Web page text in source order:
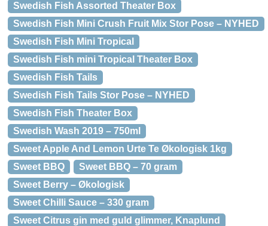
Swedish Fish Assorted Theater Box
Swedish Fish Mini Crush Fruit Mix Stor Pose – NYHED
Swedish Fish Mini Tropical
Swedish Fish mini Tropical Theater Box
Swedish Fish Tails
Swedish Fish Tails Stor Pose – NYHED
Swedish Fish Theater Box
Swedish Wash 2019 – 750ml
Sweet Apple And Lemon Urte Te Økologisk 1kg
Sweet BBQ
Sweet BBQ – 70 gram
Sweet Berry – Økologisk
Sweet Chilli Sauce – 330 gram
Sweet Citrus gin med guld glimmer, Knaplund